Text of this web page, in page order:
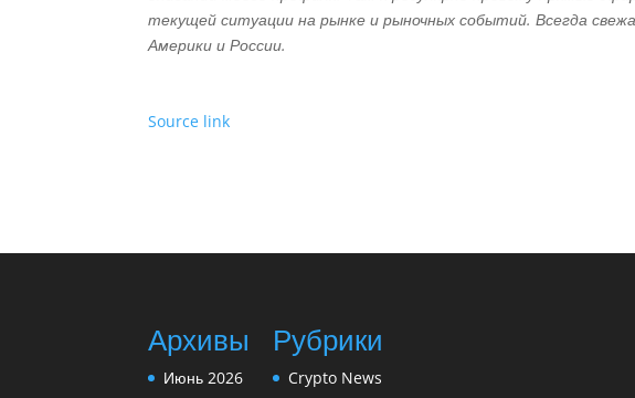
текущей ситуации на рынке и рыночных событий. Всегда
Америки и России.
Source link
Архивы
Июнь 2026
Рубрики
Crypto News